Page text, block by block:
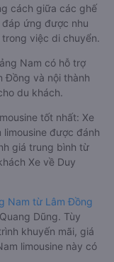
cách giữa các ghế
đáp ứng được nhu
việc di chuyển.
Nam có hỗ trợ
Đồng và nội thành
du khách.
tốt nhất: Xe
được đánh
giá trung bình từ
Xe về Duy
Nam từ Lâm Đồng
Dũng. Tùy
khuyến mãi, giá
limousine này có